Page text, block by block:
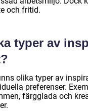
och fritid.
typer av
olika typer av
preferenser.
färgglada och